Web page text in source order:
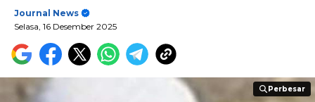
Journal News
Selasa, 16 Desember 2025
Perbesar
Perbesar